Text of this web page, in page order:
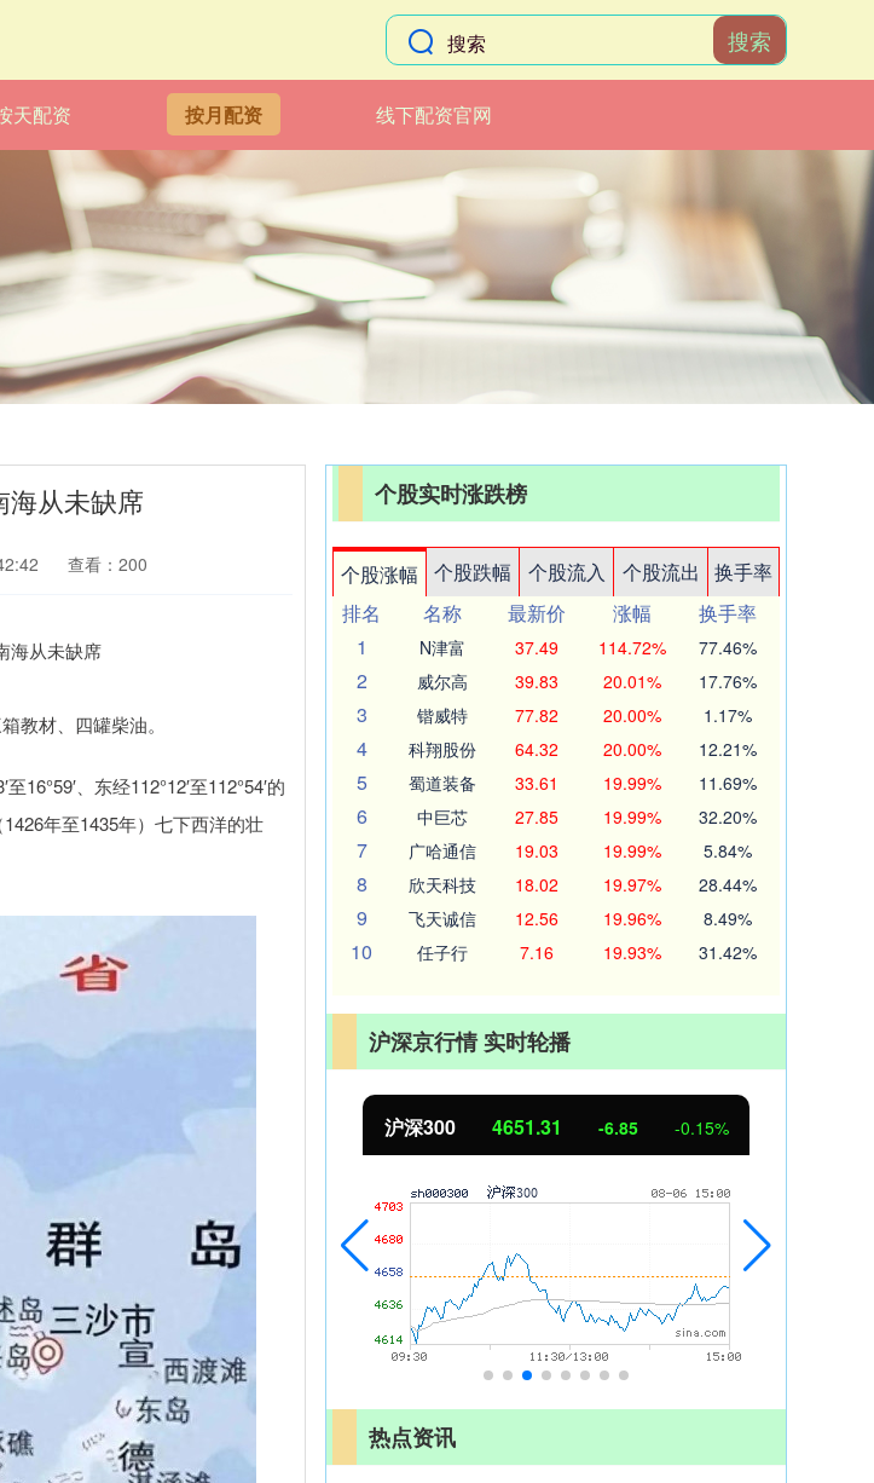
搜索
天配资 按月配资 线下配资官网
海从未缺席
查看：200
教材、四罐柴油。
、东经112°12′至112°54′的
年至1435年）七下西洋的壮
个股实时涨跌榜
个股涨幅 个股跌幅 个股流入 个股流出
换手率
排名
名称 最新价 涨幅
换手率
1
N津富 37.49 114.72% 77.46%
2 威尔高 39.83 20.01% 17.76%
3 锴威特 77.82 20.00% 1.17%
4 科翔股份 64.32 20.00% 12.21%
5 蜀道装备 33.61 19.99% 11.69%
6 中巨芯 27.85 19.99% 32.20%
7 广哈通信 19.03 19.99% 5.84%
8 欣天科技 18.02 19.97% 28.44%
9 飞天诚信 12.56 19.96% 8.49%
10 任子行 7.16 19.93% 31.42%
沪深京行情 实时轮播
沪深300 4651.31 -6.85 -0.15%
热点资讯